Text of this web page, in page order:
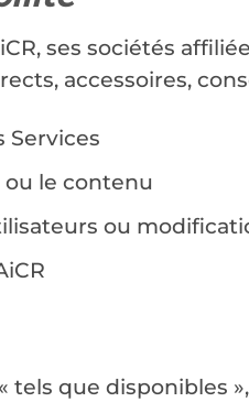
ses sociétés
accessoires,
Services
ou le contenu
ou
tels que disponibles